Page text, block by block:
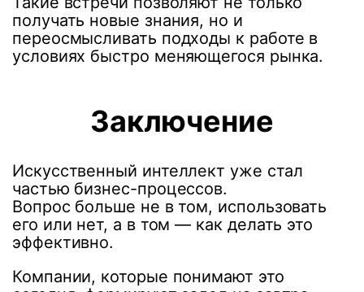
получать новые знания, но и
переосмысливать подходы к работе в
условиях быстро меняющегося рынка.
Заключение
Искусственный интеллект уже стал
частью бизнес-процессов.
Вопрос больше не в том, использовать
его или нет, а в том — как делать это
эффективно.
Компании, которые понимают это